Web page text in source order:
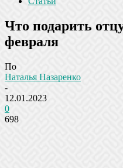
Что подарить
февраля
По
Наталья Назаренко
-
12.01.2023
0
698